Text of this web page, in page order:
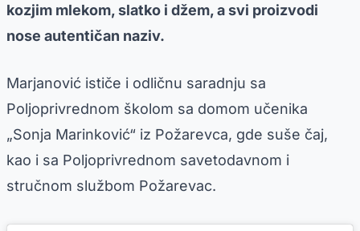
kozjim mlekom, slatko i džem, a svi proizvodi
nose autentičan naziv.
Marjanović ističe i odličnu saradnju sa
Poljoprivrednom školom sa domom učenika
„Sonja Marinković“ iz Požarevca, gde suše čaj,
kao i sa Poljoprivrednom savetodavnom i
stručnom službom Požarevac.